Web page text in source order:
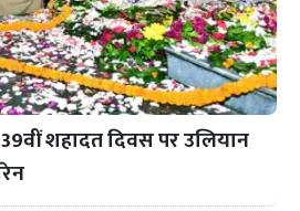
शहादत दिवस पर उलियान